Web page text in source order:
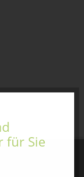
für Sie